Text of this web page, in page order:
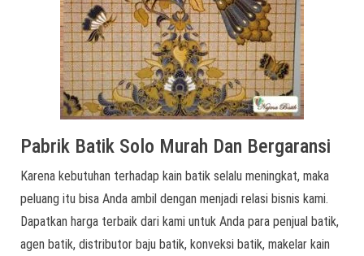
Pabrik Batik Solo Murah Dan Bergaransi
Karena kebutuhan terhadap kain batik selalu meningkat, maka
peluang itu bisa Anda ambil dengan menjadi relasi bisnis kami.
Dapatkan harga terbaik dari kami untuk Anda para penjual batik,
agen batik, distributor baju batik, konveksi batik, makelar kain